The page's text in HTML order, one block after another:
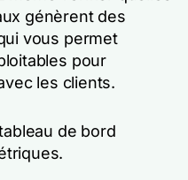
génèrent des
vous permet
pour
les clients.
de bord